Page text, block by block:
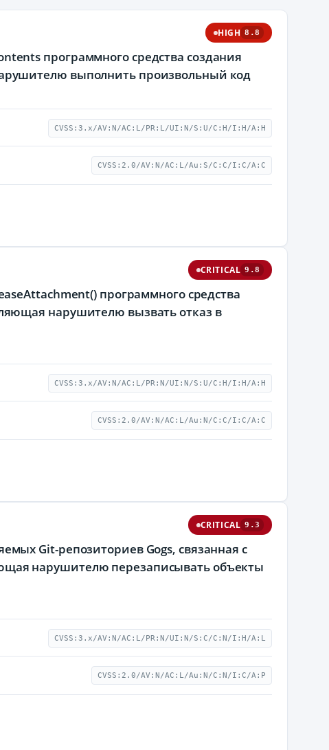
HIGH 8.8
программного средства создания
выполнить произвольный код
CVSS:3.x/AV:N/AC:L/PR:L/UI:N/S:U/C:H/I:H/A:H
CVSS:2.0/AV:N/AC:L/Au:S/C:C/I:C/A:C
CRITICAL 9.8
программного средства
нарушителю вызвать отказ в
CVSS:3.x/AV:N/AC:L/PR:N/UI:N/S:U/C:H/I:H/A:H
CVSS:2.0/AV:N/AC:L/Au:N/C:C/I:C/A:C
CRITICAL 9.3
Git-репозиториев Gogs, связанная с
нарушителю перезаписывать объекты
CVSS:3.x/AV:N/AC:L/PR:N/UI:N/S:C/C:N/I:H/A:L
CVSS:2.0/AV:N/AC:L/Au:N/C:N/I:C/A:P